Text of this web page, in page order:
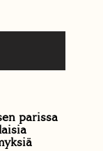
parissa